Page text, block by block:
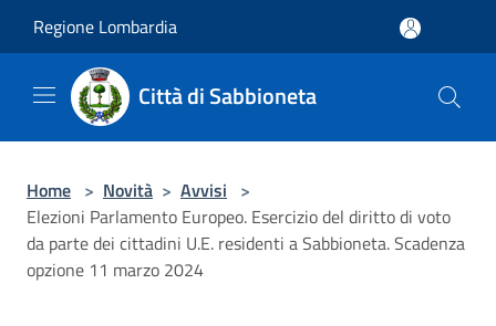
Regione Lombardia
Città di Sabbioneta
Home > Novità > Avvisi >
Elezioni Parlamento Europeo. Esercizio del diritto di voto
da parte dei cittadini U.E. residenti a Sabbioneta. Scadenza
opzione 11 marzo 2024